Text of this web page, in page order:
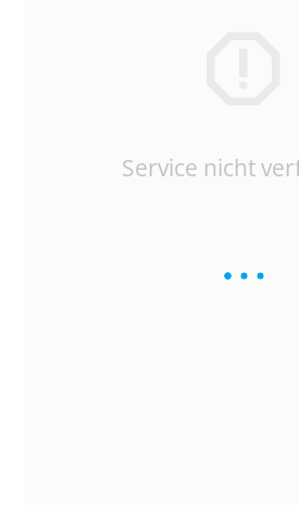
Service nicht